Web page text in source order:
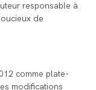
responsable à
de
comme plate-
modifications